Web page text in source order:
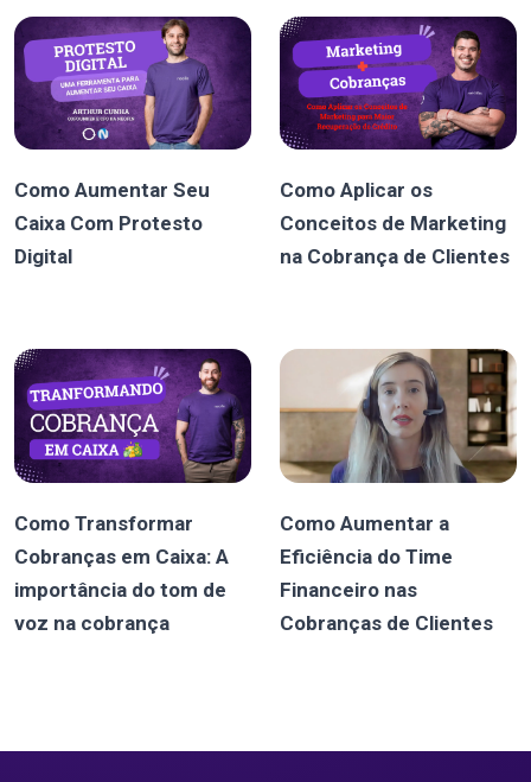
Como Aumentar Seu
Caixa Com Protesto
Digital
Como Aplicar os
Conceitos de Marketing
na Cobrança de Clientes
Como Transformar
Cobranças em Caixa: A
importância do tom de
voz na cobrança
Como Aumentar a
Eficiência do Time
Financeiro nas
Cobranças de Clientes